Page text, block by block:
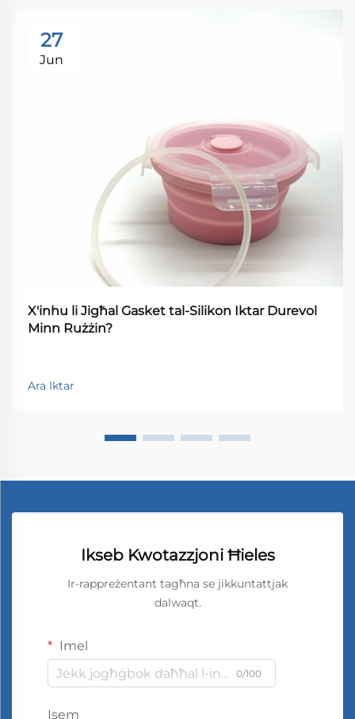
27
Jun
X'inhu li Jigħal Gasket tal-Silikon Iktar Durevol
Minn Rużżin?
Ara Iktar
Ikseb Kwotazzjoni Ħieles
Ir-rappreżentant tagħna se jikkuntattjak
dalwaqt.
Imel
0/100
Isem